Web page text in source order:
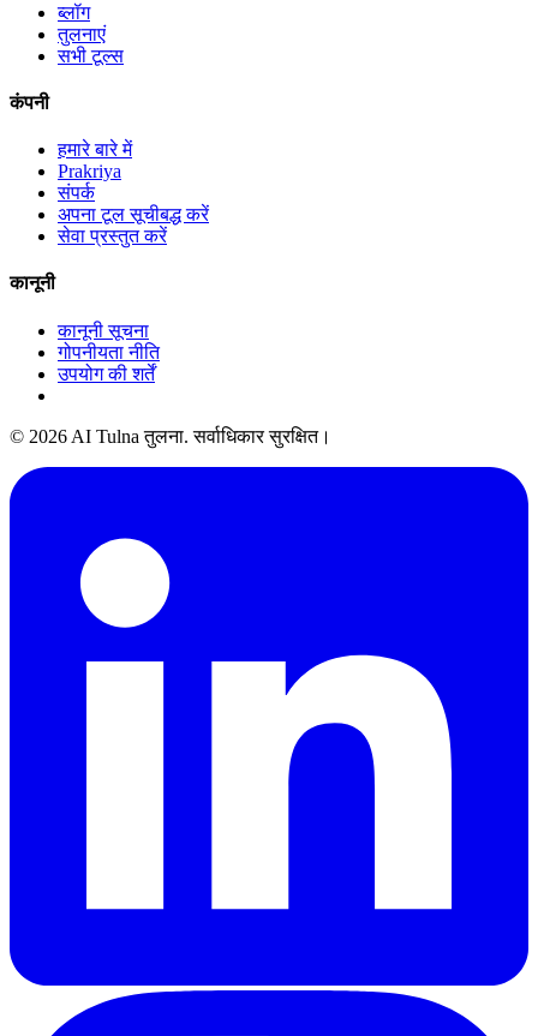
ब्लॉग
तुलनाएं
सभी टूल्स
कंपनी
हमारे बारे में
Prakriya
संपर्क
अपना टूल सूचीबद्ध करें
सेवा प्रस्तुत करें
कानूनी
कानूनी सूचना
गोपनीयता नीति
उपयोग की शर्तें
© 2026 AI Tulna तुलना. सर्वाधिकार सुरक्षित।